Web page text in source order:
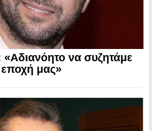
να συζητάμε
εποχή μας»